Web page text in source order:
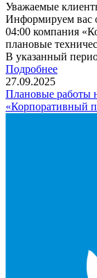
Уважаемые
Информируем вас
04:00 компания
плановые
В указанный
Подробнее
27.09.2025
Плановые работы
«Корпоративный